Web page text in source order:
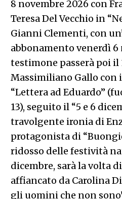
8 novembre 2026 con
Teresa Del Vecchio in
Gianni Clementi, con
abbonamento venerdì 6
testimone passerà poi il
Massimiliano Gallo con
“Lettera ad Eduardo”
13), seguito il “5 e 6
travolgente ironia di
protagonista di
ridosso delle festività
dicembre, sarà la volta
affiancato da Carolina
gli uomini che non